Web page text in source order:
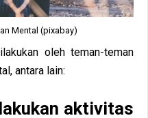
Mental (pixabay)
oleh teman-teman
antara lain:
aktivitas